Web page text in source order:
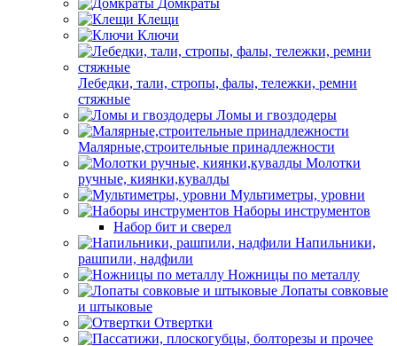
Домкраты
Клещи
Ключи
Лебедки, тали, стропы, фалы, тележки, ремни
стяжные
Ломы и гвоздодеры
Малярные,строительные принадлежности
Молотки
ручные, киянки,кувалды
Мультиметры, уровни
Наборы инструментов
Набор бит и сверел
Напильники,
рашпили, надфили
Ножницы по металлу
Лопаты совковые
и штыковые
Отвертки